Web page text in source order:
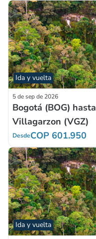
Ida y vuelta
5 de sep de 2026
Bogotá (BOG) hasta
Villagarzon (VGZ)
DesdeCOP 601.950
Ida y vuelta